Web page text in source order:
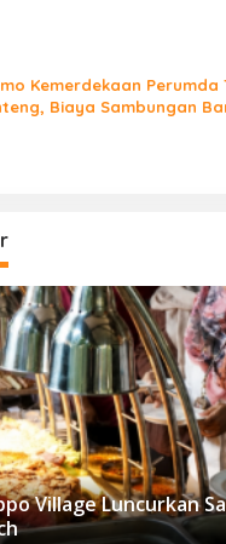
Kemerdekaan Perumda
Biaya Sambungan
Village Luncurkan